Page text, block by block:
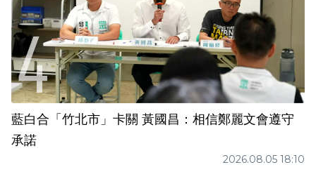
藍白合「竹北市」卡關 黃國昌：相信鄭麗文會遵守
承諾
2026.08.05 18:10